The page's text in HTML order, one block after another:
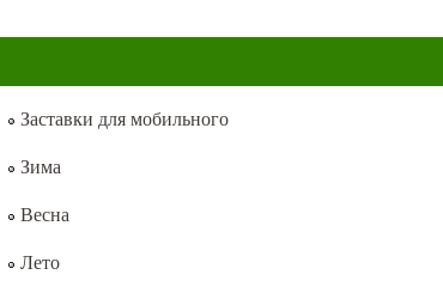
Заставки для мобильного
Зима
Весна
Лето